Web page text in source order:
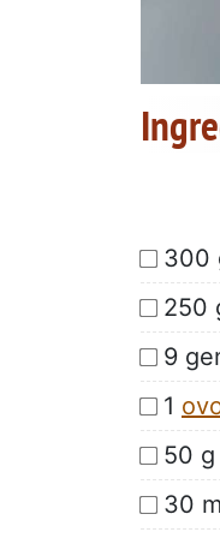
300
250
9
1
50 g
30